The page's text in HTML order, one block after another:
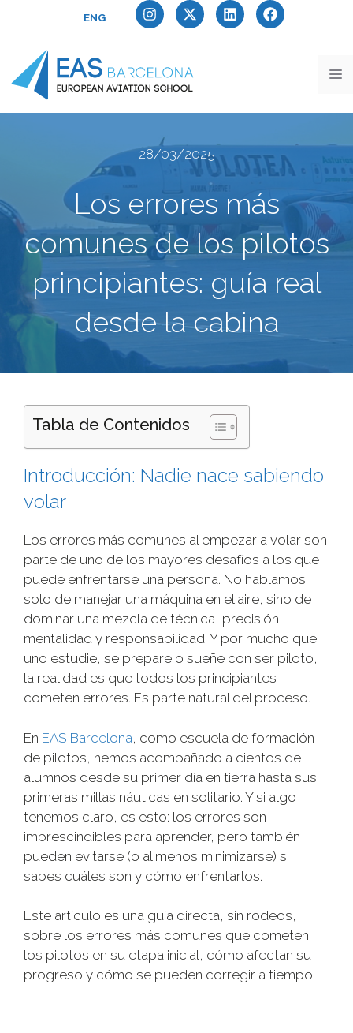
ENG
28/03/2025
Los errores más
comunes de los pilotos
principiantes: guía real
desde la cabina
Tabla de Contenidos
Introducción: Nadie nace sabiendo
volar
Los errores más comunes al empezar a volar son
parte de uno de los mayores desafíos a los que
puede enfrentarse una persona. No hablamos
solo de manejar una máquina en el aire, sino de
dominar una mezcla de técnica, precisión,
mentalidad y responsabilidad. Y por mucho que
uno estudie, se prepare o sueñe con ser piloto,
la realidad es que todos los principiantes
cometen errores. Es parte natural del proceso.
En EAS Barcelona, como escuela de formación
de pilotos, hemos acompañado a cientos de
alumnos desde su primer día en tierra hasta sus
primeras millas náuticas en solitario. Y si algo
tenemos claro, es esto: los errores son
imprescindibles para aprender, pero también
pueden evitarse (o al menos minimizarse) si
sabes cuáles son y cómo enfrentarlos.
Este artículo es una guía directa, sin rodeos,
sobre los errores más comunes que cometen
los pilotos en su etapa inicial, cómo afectan su
progreso y cómo se pueden corregir a tiempo.